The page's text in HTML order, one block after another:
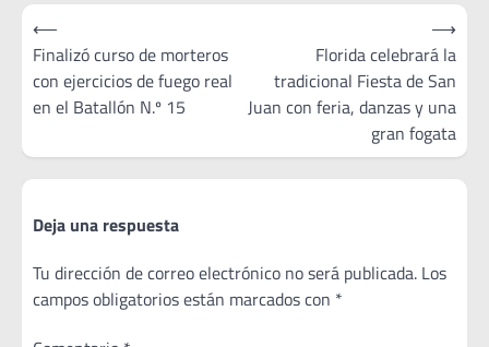
Navegación
de
entradas
⟵
Finalizó curso de morteros
con ejercicios de fuego real
en el Batallón N.º 15
Florida celebrará la
tradicional Fiesta de San
Juan con feria, danzas y una
gran fogata
⟶
Deja una respuesta
Tu dirección de correo electrónico no será publicada. Los
campos obligatorios están marcados con *